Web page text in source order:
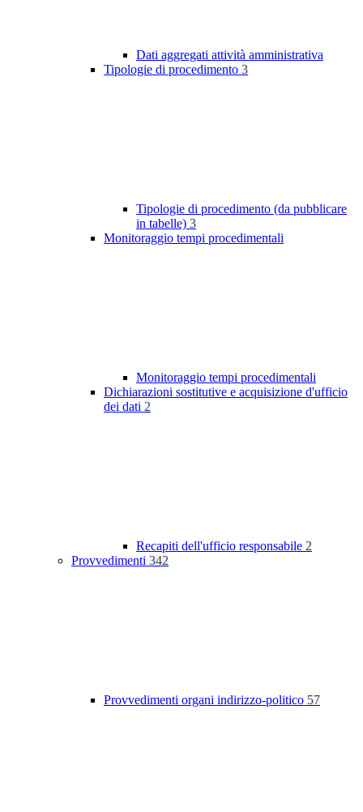
Dati aggregati attività amministrativa
Tipologie di procedimento 3
Tipologie di procedimento (da pubblicare
in tabelle) 3
Monitoraggio tempi procedimentali
Monitoraggio tempi procedimentali
Dichiarazioni sostitutive e acquisizione d'ufficio
dei dati 2
Recapiti dell'ufficio responsabile 2
Provvedimenti 342
Provvedimenti organi indirizzo-politico 57